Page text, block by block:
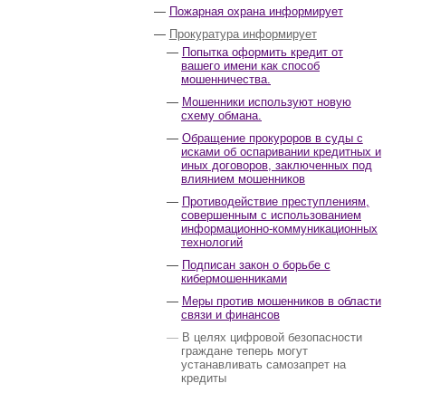
Пожарная охрана информирует
Прокуратура информирует
Попытка оформить кредит от
вашего имени как способ
мошенничества.
Мошенники используют новую
схему обмана.
Обращение прокуроров в суды с
исками об оспаривании кредитных и
иных договоров, заключенных под
влиянием мошенников
Противодействие преступлениям,
совершенным с использованием
информационно-коммуникационных
технологий
Подписан закон о борьбе с
кибермошенниками
Меры против мошенников в области
связи и финансов
В целях цифровой безопасности
граждане теперь могут
устанавливать самозапрет на
кредиты